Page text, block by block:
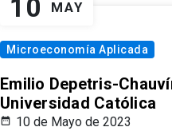
10 MAY
Microeconomía Aplicada
Emilio Depetris-
Universidad Católica
10 de Mayo de 2023